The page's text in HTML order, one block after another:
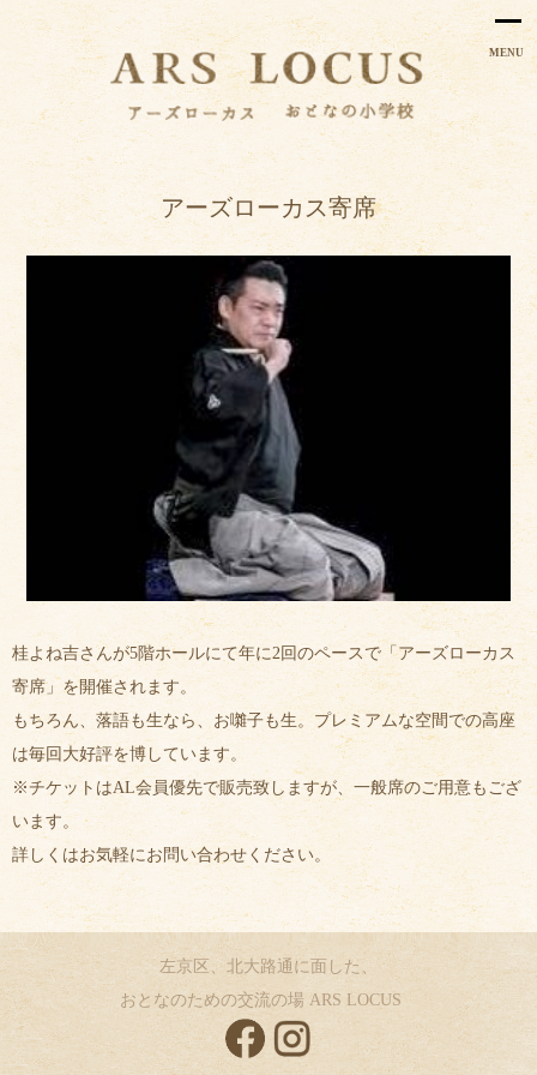
MENU
アーズローカス寄席
桂よね吉さんが5階ホールにて年に2回のペースで「アーズローカス
寄席」を開催されます。
もちろん、落語も生なら、お囃子も生。プレミアムな空間での高座
は毎回大好評を博しています。
※チケットはAL会員優先で販売致しますが、一般席のご用意もござ
います。
詳しくはお気軽にお問い合わせください。
左京区、北大路通に面した、
おとなのための交流の場 ARS LOCUS